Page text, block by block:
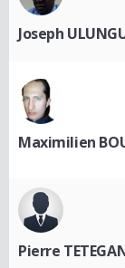
Joseph
Maximilien
Pierre